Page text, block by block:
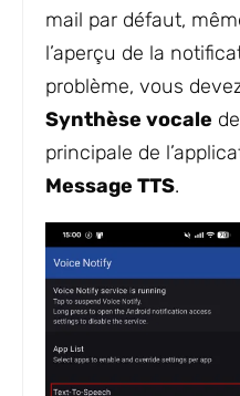
mail par défaut,
l’aperçu de la
problème, vous
Synthèse vocale
principale de
Message TTS.